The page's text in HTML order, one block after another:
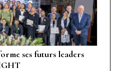
ses futurs leaders